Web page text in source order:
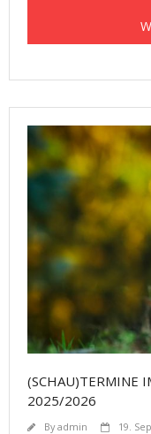
(SCHAU)TERMINE
2025/2026
Byadmin 19.